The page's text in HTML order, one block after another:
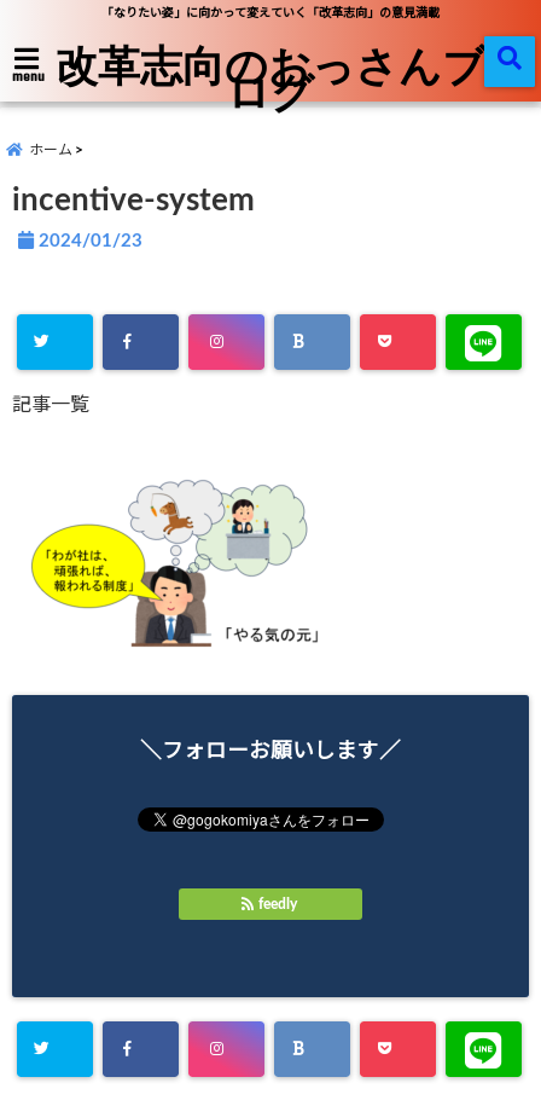
「なりたい姿」に向かって変えていく「改革志向」の意見満載
menu 改革志向のおっさんブ
ログ
ホーム
incentive-system
2024/01/23
記事一覧
＼フォローお願いします／
feedly